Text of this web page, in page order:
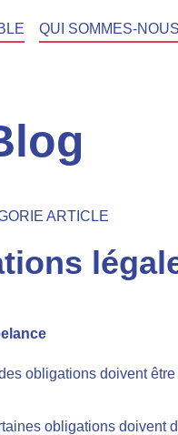
QUI SOMMES-NOUS
ARTICLE
obligations doivent
obligations doivent